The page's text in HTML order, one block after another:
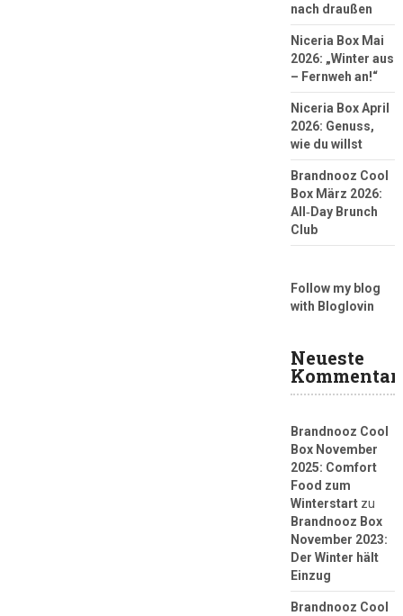
nach draußen
Niceria Box Mai
2026: „Winter aus
– Fernweh an!“
Niceria Box April
2026: Genuss,
wie du willst
Brandnooz Cool
Box März 2026:
All‑Day Brunch
Club
Follow my blog
with Bloglovin
Neueste
Brandnooz Cool
Box November
2025: Comfort
Food zum
Winterstartzu
Brandnooz Box
November 2023:
Der Winter hält
Einzug
Brandnooz Cool